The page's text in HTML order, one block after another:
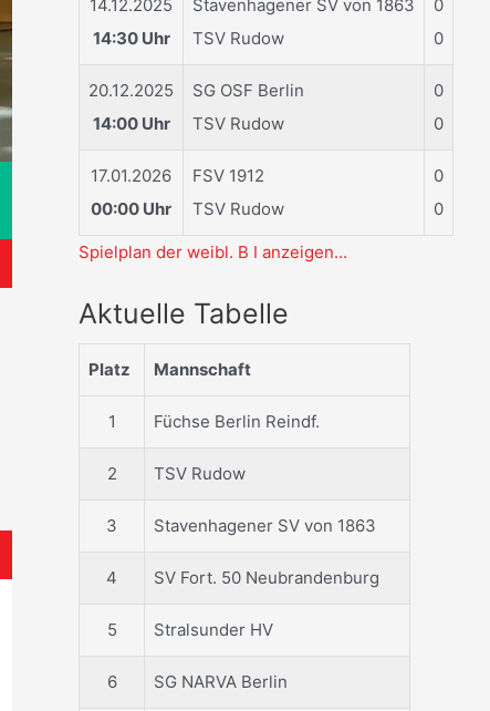
14.12.2025
14:30 Uhr
Stavenhagener SV von 1863
TSV Rudow
0
0
20.12.2025
14:00 Uhr
SG OSF Berlin
TSV Rudow
0
0
17.01.2026
00:00 Uhr
FSV 1912
TSV Rudow
0
0
Spielplan der weibl. B I anzeigen...
Aktuelle Tabelle
Platz Mannschaft
1 Füchse Berlin Reindf.
2 TSV Rudow
3 Stavenhagener SV von 1863
4 SV Fort. 50 Neubrandenburg
5 Stralsunder HV
6 SG NARVA Berlin